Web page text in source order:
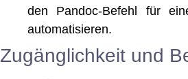
den Pan­doc-Befehl für
automatisieren.
Zugänglichkeit und